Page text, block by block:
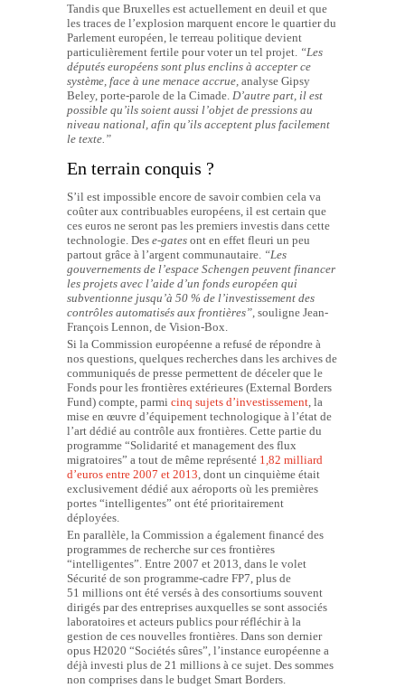
Tandis que Bruxelles est actuellement en deuil et que
les traces de l’explosion marquent encore le quartier du
Parlement européen, le terreau politique devient
particulièrement fertile pour voter un tel projet. “Les
députés européens sont plus enclins à accepter ce
système, face à une menace accrue, analyse Gipsy
Beley, porte-parole de la Cimade. D’autre part, il est
possible qu’ils soient aussi l’objet de pressions au
niveau national, afin qu’ils acceptent plus facilement
le texte.”
En terrain conquis ?
S’il est impossible encore de savoir combien cela va
coûter aux contribuables européens, il est certain que
ces euros ne seront pas les premiers investis dans cette
technologie. Des e-gates ont en effet fleuri un peu
partout grâce à l’argent communautaire. “Les
gouvernements de l’espace Schengen peuvent financer
les projets avec l’aide d’un fonds européen qui
subventionne jusqu’à 50 % de l’investissement des
contrôles automatisés aux frontières”, souligne Jean-
François Lennon, de Vision-Box.
Si la Commission européenne a refusé de répondre à
nos questions, quelques recherches dans les archives de
communiqués de presse permettent de déceler que le
Fonds pour les frontières extérieures (External Borders
Fund) compte, parmi cinq sujets d’investissement , la
mise en œuvre d’équipement technologique à l’état de
l’art dédié au contrôle aux frontières. Cette partie du
programme “Solidarité et management des flux
migratoires” a tout de même représenté 1,82 milliard
d’euros entre 2007 et 2013 , dont un cinquième était
exclusivement dédié aux aéroports où les premières
portes “intelligentes” ont été prioritairement
déployées.
En parallèle, la Commission a également financé des
programmes de recherche sur ces frontières
“intelligentes”. Entre 2007 et 2013, dans le volet
Sécurité de son programme-cadre FP7, plus de
51 millions ont été versés à des consortiums souvent
dirigés par des entreprises auxquelles se sont associés
laboratoires et acteurs publics pour réfléchir à la
gestion de ces nouvelles frontières. Dans son dernier
opus H2020 “Sociétés sûres”, l’instance européenne a
déjà investi plus de 21 millions à ce sujet. Des sommes
non comprises dans le budget Smart Borders.